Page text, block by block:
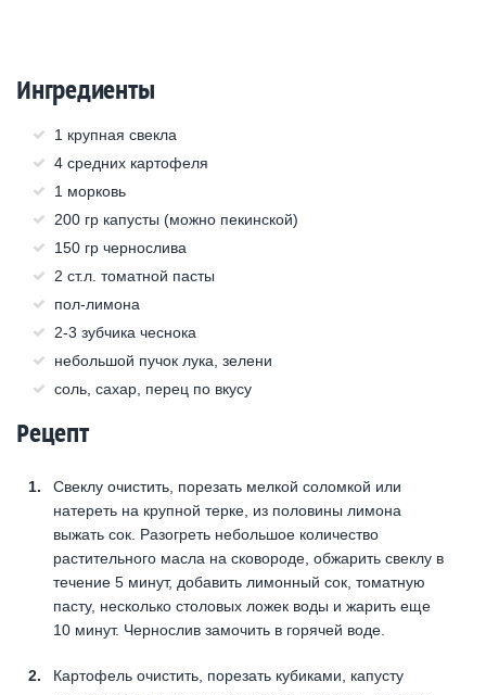
Ингредиенты
1 крупная свекла
4 средних картофеля
1 морковь
200 гр капусты (можно пекинской)
150 гр чернослива
2 ст.л. томатной пасты
пол-лимона
2-3 зубчика чеснока
небольшой пучок лука, зелени
соль, сахар, перец по вкусу
Рецепт
Свеклу очистить, порезать мелкой соломкой или
натереть на крупной терке, из половины лимона
выжать сок. Разогреть небольшое количество
растительного масла на сковороде, обжарить свеклу в
течение 5 минут, добавить лимонный сок, томатную
пасту, несколько столовых ложек воды и жарить еще
10 минут. Чернослив замочить в горячей воде.
Картофель очистить, порезать кубиками, капусту